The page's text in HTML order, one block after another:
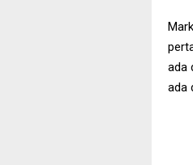
ada
ada